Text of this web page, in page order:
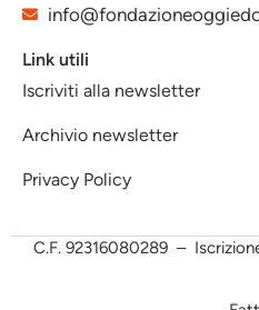
Link utili
Iscriviti alla newsletter
Archivio newsletter
Privacy Policy
C.F. 92316080289 –